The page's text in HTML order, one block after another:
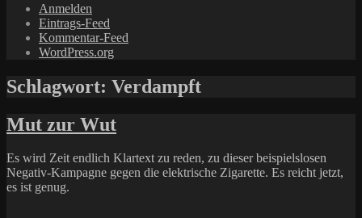
Anmelden
Eintrags-Feed
Kommentar-Feed
WordPress.org
Schlagwort: Verdampft
Mut zur Wut
Es wird Zeit endlich Klartext zu reden, zu dieser beispielslosen
Negativ-Kampagne gegen die elektrische Zigarette. Es reicht jetzt,
es ist genug.